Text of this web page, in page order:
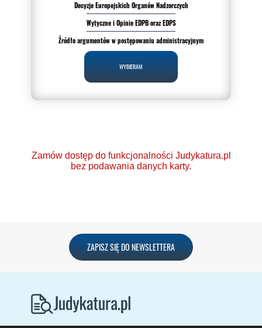
Decyzje Europejskich Organów Nadzorczych
Wytyczne i Opinie EDPB oraz EDPS
Źródło argumentów w postępowaniu administracyjnym
WYBIERAM
Zamów dostęp do funkcjonalności Judykatura.pl
bez podawania danych karty.
Ponad 2000 orzeczeń
o Ochronie Danych
Codzienna aktualizacja
ZAPISZ SIĘ DO NEWSLETTERA